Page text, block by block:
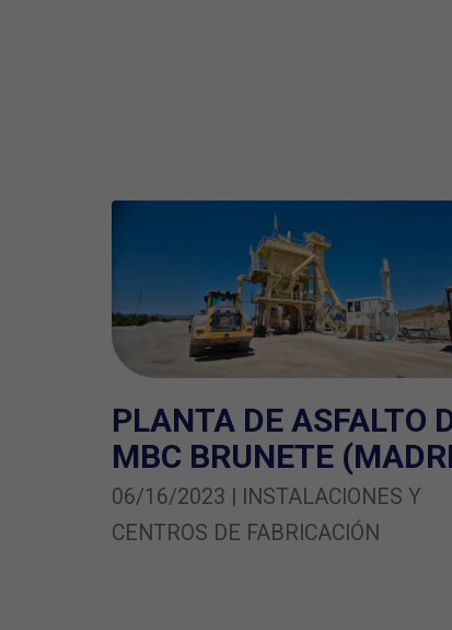
PLANTA DE ASFALTO
MBC BRUNETE
06/16/2023 | INSTALACIONES Y
CENTROS DE FABRICACIÓN